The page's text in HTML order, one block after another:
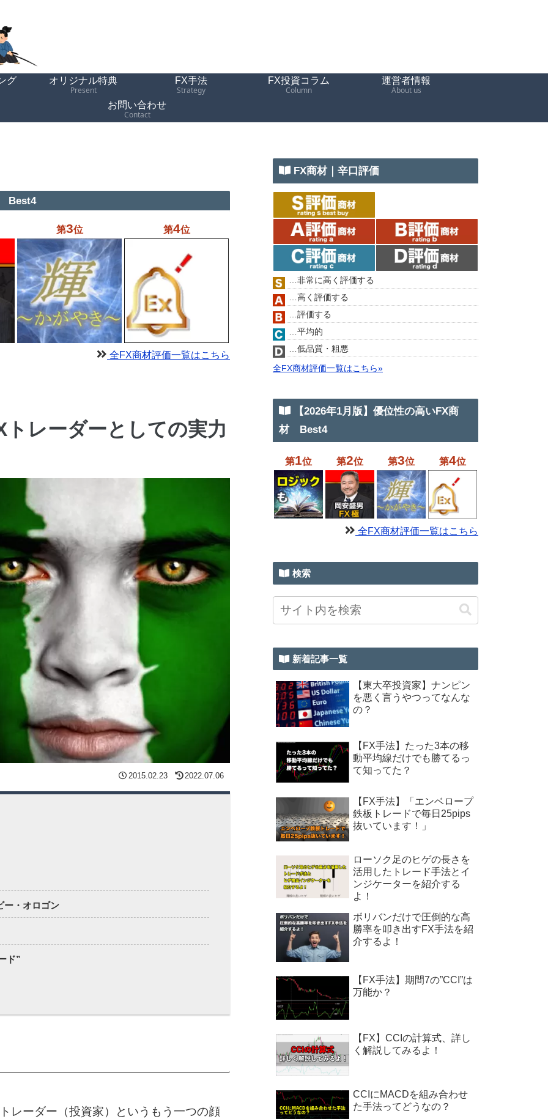
グ
オリジナル特典
Present
FX手法
Strategy
FX投資コラム
Column
運営者情報
About us
お問い合わせ
Contact
Best4
第3位 第4位
全FX商材評価一覧はこちら
レーダーとしての実力
2015.02.23 2022.07.06
ー・オロゴン
ド”
レーダー（投資家）というもう一つの顔
FX商材｜辛口評価
…非常に高く評価する
…高く評価する
…評価する
…平均的
…低品質・粗悪
全FX商材評価一覧はこちら»
【2026年1月版】優位性の高いFX商
材 Best4
第1位 第2位 第3位 第4位
全FX商材評価一覧はこちら
検索
新着記事一覧
【東大卒投資家】ナンピン
を悪く言うやつってなんな
の？
【FX手法】たった3本の移
動平均線だけでも勝てるっ
て知ってた？
【FX手法】「エンベロープ
鉄板トレードで毎日25pips
抜いています！」
ローソク足のヒゲの長さを
活用したトレード手法とイ
ンジケーターを紹介する
よ！
ボリバンだけで圧倒的な高
勝率を叩き出すFX手法を紹
介するよ！
【FX手法】期間7の”CCI”は
万能か？
【FX】CCIの計算式、詳し
く解説してみるよ！
CCIにMACDを組み合わせ
た手法ってどうなの？